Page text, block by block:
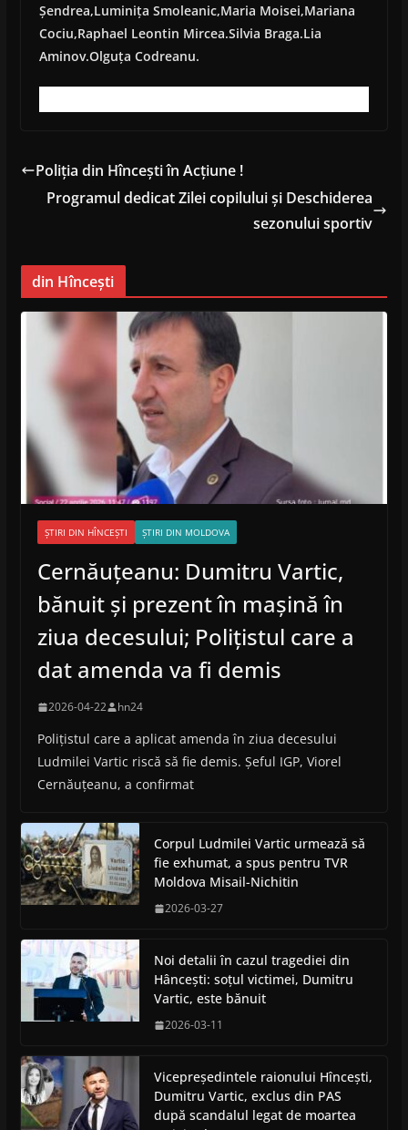
Șendrea,Luminița Smoleanic,Maria Moisei,Mariana
Cociu,Raphael Leontin Mircea.Silvia Braga.Lia
Aminov.Olguța Codreanu.
Poliția din Hîncești în Acțiune !
Programul dedicat Zilei copilului și Deschiderea
sezonului sportiv
din Hîncești
ȘTIRI DIN HÎNCEȘTI ȘTIRI DIN MOLDOVA
Cernăuțeanu: Dumitru Vartic,
bănuit și prezent în mașină în
ziua decesului; Polițistul care a
dat amenda va fi demis
2026-04-22 hn24
Polițistul care a aplicat amenda în ziua decesului
Ludmilei Vartic riscă să fie demis. Șeful IGP, Viorel
Cernăuțeanu, a confirmat
Corpul Ludmilei Vartic urmează să
fie exhumat, a spus pentru TVR
Moldova Misail-Nichitin
2026-03-27
Noi detalii în cazul tragediei din
Hâncești: soțul victimei, Dumitru
Vartic, este bănuit
2026-03-11
Vicepreședintele raionului Hîncești,
Dumitru Vartic, exclus din PAS
după scandalul legat de moartea